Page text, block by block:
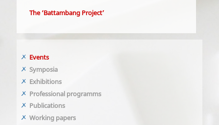
The ‘Battambang Project’
Events
Symposia
Exhibitions
Professional programms
Publications
Working papers